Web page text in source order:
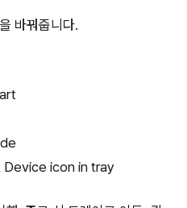
바꿔줍니다.
icon in tray